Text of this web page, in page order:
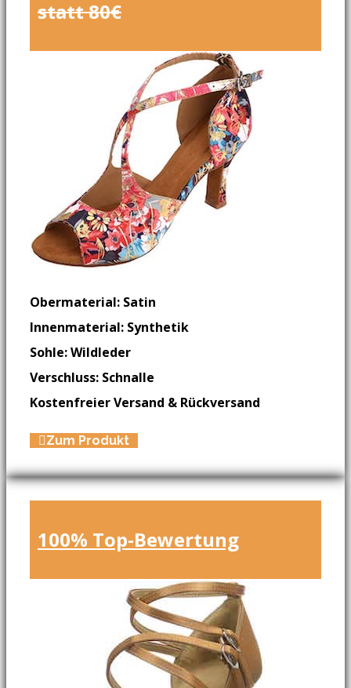
statt 80€
Obermaterial: Satin
Innenmaterial: Synthetik
Sohle: Wildleder
Verschluss: Schnalle
Kostenfreier Versand & Rückversand
Zum Produkt
100% Top-Bewertung